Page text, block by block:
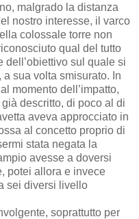
malgrado la distanza
nostro interesse, il varco
colossale torre non
qual del tutto
dell’obiettivo sul quale si
sua volta smisurato. In
momento dell’impatto,
descritto, di poco al di
aveva approcciato in
al concetto proprio di
stata negata la
avesse a doversi
potei allora e invece
sei diversi livello
soprattutto per